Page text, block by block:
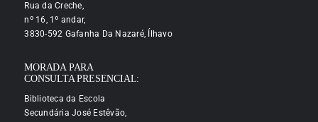
Rua da Creche,
nº 16, 1º andar,
3830-592 Gafanha Da Nazaré, Ílhavo
MORADA PARA
CONSULTA PRESENCIAL:
Biblioteca da Escola
Secundária José Estêvão,